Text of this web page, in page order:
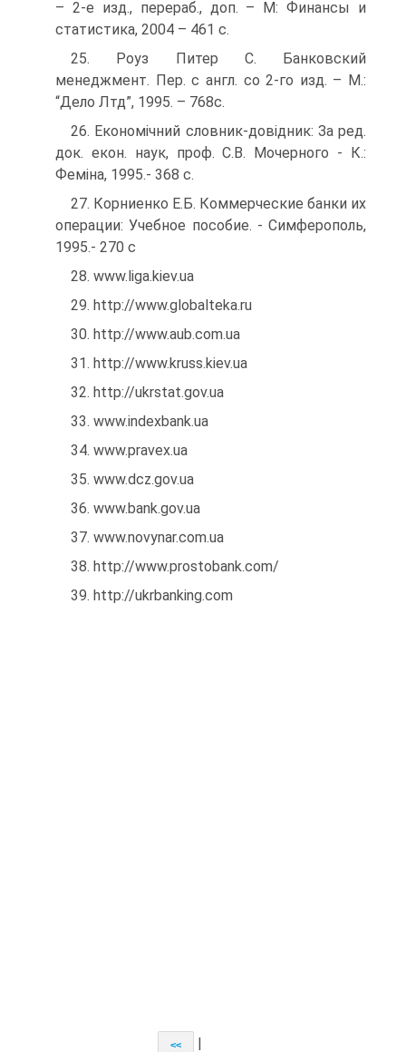
– 2-е изд., перераб., доп. – М: Финансы и
статистика, 2004 – 461 с.
25. Роуз Питер С. Банковский
менеджмент. Пер. с англ. со 2-го изд. – М.:
“Дело Лтд”, 1995. – 768с.
26. Економічний словник-довідник: За ред.
док. екон. наук, проф. С.В. Мочерного - К.:
Феміна, 1995.- 368 с.
27. Корниенко Е.Б. Коммерческие банки их
операции: Учебное пособие. - Симферополь,
1995.- 270 с
28. www.liga.kiev.ua
29. http://www.globalteka.ru
30. http://www.aub.com.ua
31. http://www.kruss.kiev.ua
32. http://ukrstat.gov.ua
33. www.indexbank.ua
34. www.pravex.ua
35. www.dcz.gov.ua
36. www.bank.gov.ua
37. www.novynar.com.ua
38. http://www.prostobank.com/
39. http://ukrbanking.com
<<